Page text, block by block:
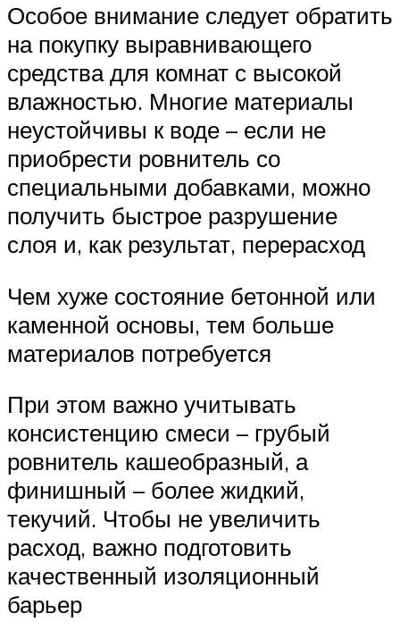
Особое внимание следует обратить
на покупку выравнивающего
средства для комнат с высокой
влажностью. Многие материалы
неустойчивы к воде – если не
приобрести ровнитель со
специальными добавками, можно
получить быстрое разрушение
слоя и, как результат, перерасход
Чем хуже состояние бетонной или
каменной основы, тем больше
материалов потребуется
При этом важно учитывать
консистенцию смеси – грубый
ровнитель кашеобразный, а
финишный – более жидкий,
текучий. Чтобы не увеличить
расход, важно подготовить
качественный изоляционный
барьер